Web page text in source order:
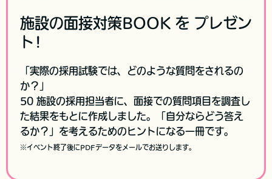
施設の面接対策BOOK を プレゼン
ト!
「実際の採用試験では、どのような質問をされるの
か？」
50 施設の採用担当者に、面接での質問項目を調査し
た結果をもとに作成しました。
「自分ならどう答え
るか？」を考えるためのヒントになる一冊です。
※イベント終了後にPDFデータをメールでお送りします。